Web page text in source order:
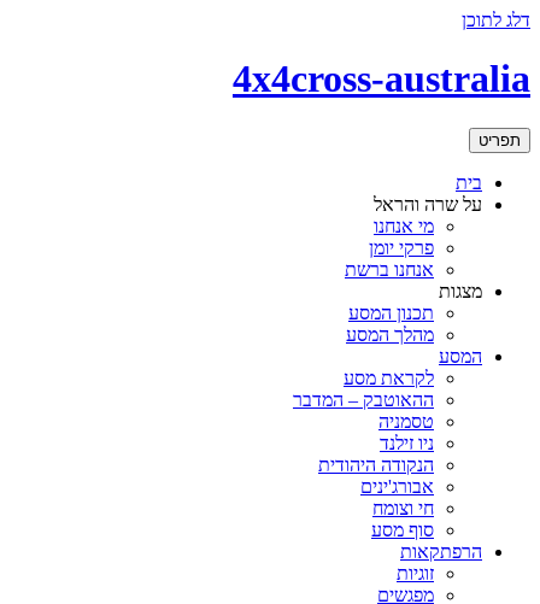
דלג לתוכן
4x4cross-australia
תפריט
בית
על שרה והראל
מי אנחנו
פרקי יומן
אנחנו ברשת
מצגות
תכנון המסע
מהלך המסע
המסע
לקראת מסע
ההאוטבק – המדבר
טסמניה
ניו זילנד
הנקודה היהודית
אבורג'ינים
חי וצומח
סוף מסע
הרפתקאות
זוגיות
מפגשים